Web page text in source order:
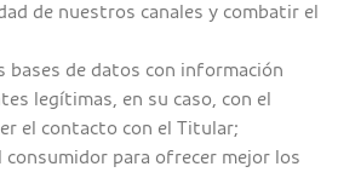
de nuestros canales y combatir el
bases de datos con información
legítimas, en su caso, con el
el contacto con el Titular;
consumidor para ofrecer mejor los